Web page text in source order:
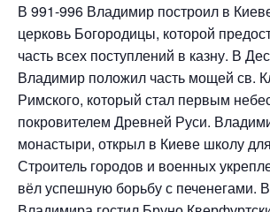
В 991-996 Владимир построил в
церковь Богородицы, которой
часть всех поступлений в казну. В
Владимир положил часть мощей св.
Римского, который стал первым
покровителем Древней Руси.
монастыри, открыл в Киеве школу
Строитель городов и военных
вёл успешную борьбу с печенегами.